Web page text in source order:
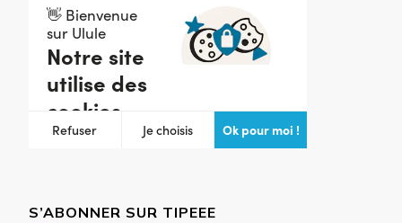
S’ABONNER SUR TIPEEE